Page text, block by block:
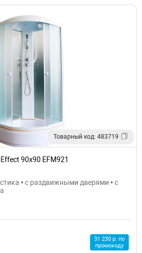
Товарный код: 483719
90x90 EFM921
• с раздвижными дверями • с
31 230 р. по
промокоду